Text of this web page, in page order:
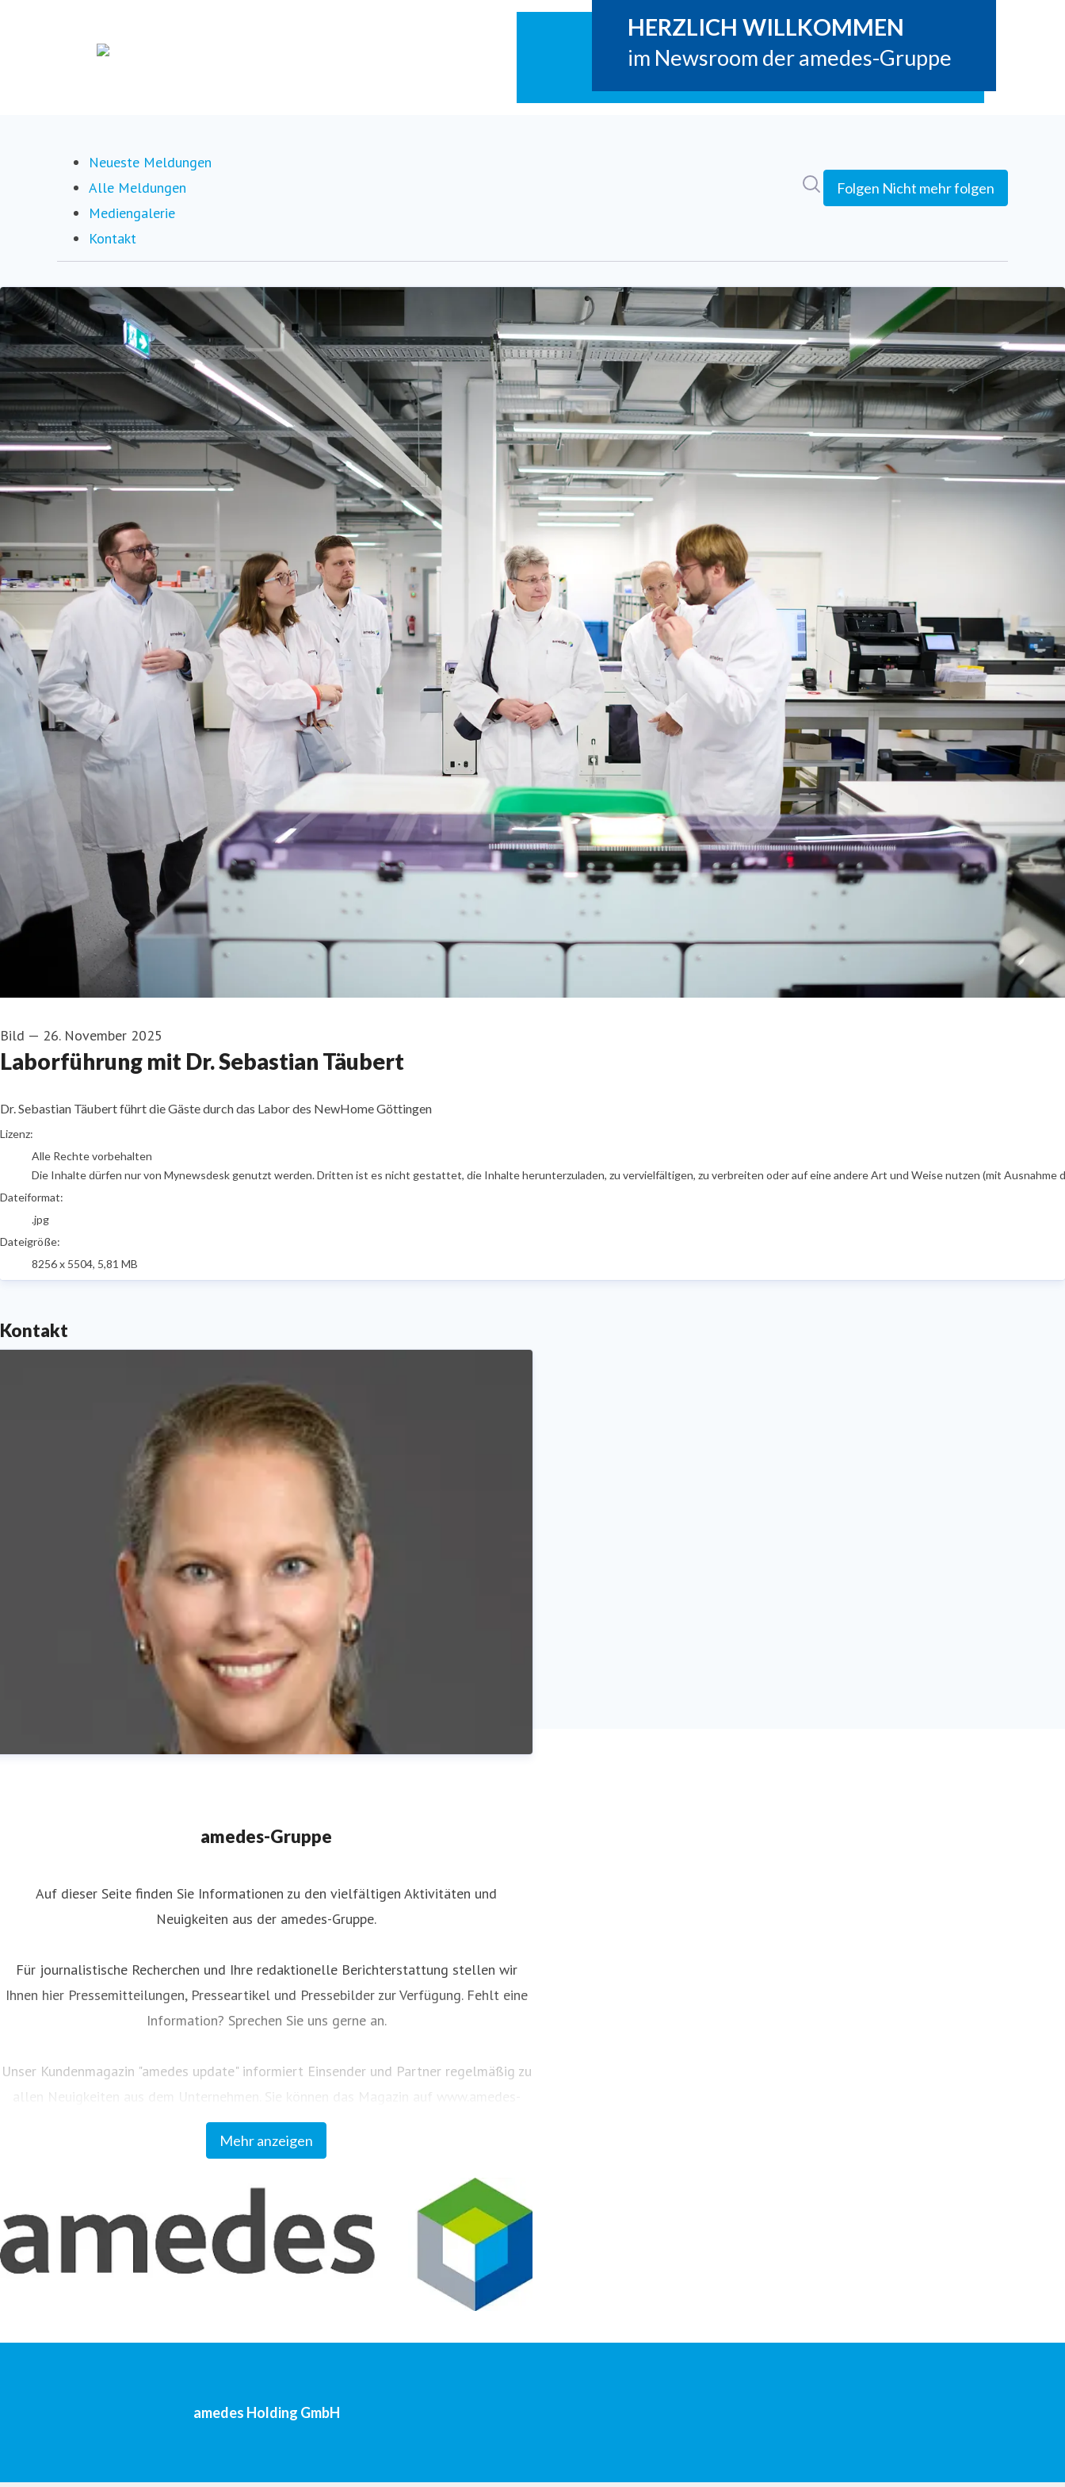
Neueste Meldungen
Alle Meldungen
Mediengalerie
Kontakt
Folgen Nicht mehr folgen
Bild — 26. November 2025
Laborführung mit Dr. Sebastian Täubert
Dr. Sebastian Täubert führt die Gäste durch das Labor des NewHome Göttingen
go to media item
Lizenz:
Alle Rechte vorbehalten
Die Inhalte dürfen nur von Mynewsdesk genutzt werden. Dritten ist es nicht gestattet, die Inhalte herunterzuladen, zu vervielfältigen, zu verbreiten oder auf eine andere Art und Weise nutzen (mit Ausnahme
Dateiformat:
.jpg
Dateigröße:
8256 x 5504, 5,81 MB
Kontakt
Leiterin Kommunikation
Unternehmenskommunikation
group.com
+49 172 166 08 43
amedes-Gruppe
Mehr anzeigen
Auf dieser Seite finden Sie Informationen zu den vielfältigen Aktivitäten und
Neuigkeiten aus der amedes-Gruppe.
Für journalistische Recherchen und Ihre redaktionelle Berichterstattung stellen wir
Ihnen hier Pressemitteilungen, Presseartikel und Pressebilder zur Verfügung. Fehlt eine
Information? Sprechen Sie uns gerne an.
Unser Kundenmagazin "amedes update" informiert Einsender und Partner regelmäßig zu
allen Neuigkeiten aus dem Unternehmen. Sie können das Magazin auf www.amedes-
group.com abonnieren.
amedes Holding GmbH